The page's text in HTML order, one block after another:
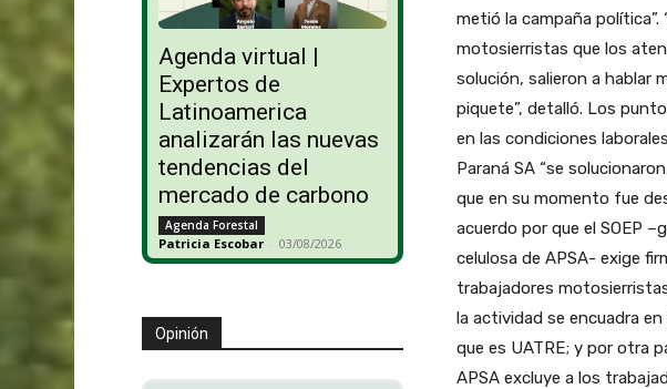
Agenda virtual |
Expertos de
Latinoamerica
analizarán las nuevas
tendencias del
mercado de carbono
Agenda Forestal
Patricia Escobar - 03/08/2026
Opinión
metió la campaña
motosierristas que los
solución, salieron a hablar
piquete”, detalló. Los
en las condiciones
Paraná SA “se
que en su momento fue
acuerdo por que el SOEP
celulosa de APSA- exige
trabajadores
la actividad se encuadra
que es UATRE; y por otra
APSA excluye a los